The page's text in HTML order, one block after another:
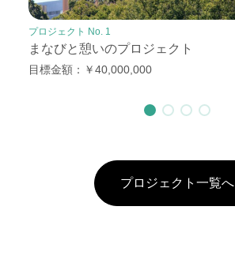
プロジェクト No. 1
まなびと憩いのプロジェクト
⽬標⾦額：￥40,000,000
プロジェクト一覧へ